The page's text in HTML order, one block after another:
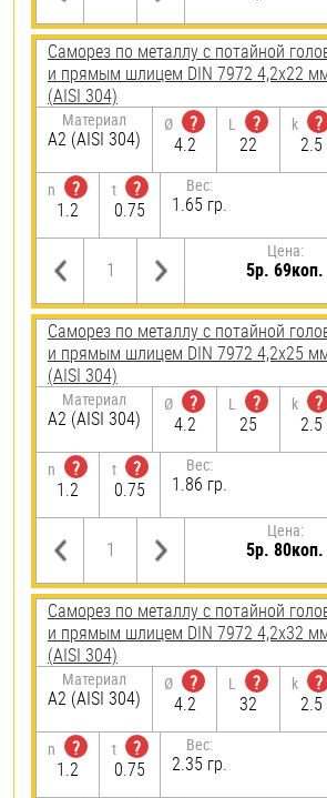
Саморез по металлу с потайной
и прямым шлицем DIN 7972 4,2х22
(AISI 304)
Материал
А2 (AISI 304)
Ø
?
4.2
L
?
22
k
?
2.5
n
?
1.2
t
?
0.75
Вес:
1.65 гр.
Цена:
5р. 69коп.
Саморез по металлу с потайной
и прямым шлицем DIN 7972 4,2х25
(AISI 304)
Материал
А2 (AISI 304)
Ø
?
4.2
L
?
25
k
?
2.5
n
?
1.2
t
?
0.75
Вес:
1.86 гр.
Цена:
5р. 80коп.
Саморез по металлу с потайной
и прямым шлицем DIN 7972 4,2х32
(AISI 304)
Материал
А2 (AISI 304)
Ø
?
4.2
L
?
32
k
?
2.5
n
?
1.2
t
?
0.75
Вес:
2.35 гр.